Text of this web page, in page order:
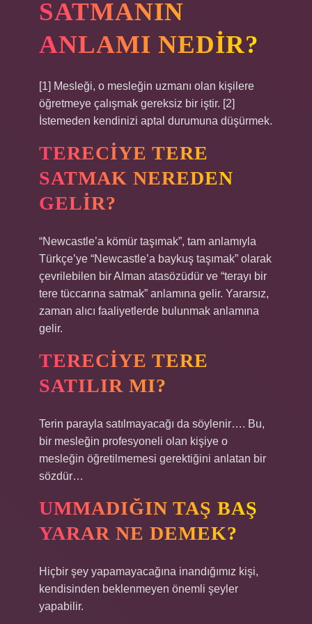
SATMANIN
ANLAMI NEDIR?
[1] Mesleği, o mesleğin uzmanı olan kişilere
öğretmeye çalışmak gereksiz bir iştir. [2]
İstemeden kendinizi aptal durumuna düşürmek.
TERECIYE TERE
SATMAK NEREDEN
GELIR?
“Newcastle’a kömür taşımak”, tam anlamıyla
Türkçe’ye “Newcastle’a baykuş taşımak” olarak
çevrilebilen bir Alman atasözüdür ve “terayı bir
tere tüccarına satmak” anlamına gelir. Yararsız,
zaman alıcı faaliyetlerde bulunmak anlamına
gelir.
TERECIYE TERE
SATILIR MI?
Terin parayla satılmayacağı da söylenir…. Bu,
bir mesleğin profesyoneli olan kişiye o
mesleğin öğretilmemesi gerektiğini anlatan bir
sözdür…
UMMADIĞIN TAŞ BAŞ
YARAR NE DEMEK?
Hiçbir şey yapamayacağına inandığımız kişi,
kendisinden beklenmeyen önemli şeyler
yapabilir.